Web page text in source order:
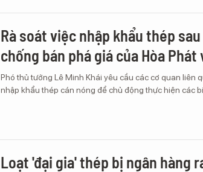
Rà soát việc nhập khẩu thép
chống bán phá giá của Hòa Phát
Phó thủ tướng Lê Minh Khái yêu cầu các cơ quan liên
nhập khẩu thép cán nóng để chủ động thực hiện các
Loạt 'đại gia' thép bị ngân hàng